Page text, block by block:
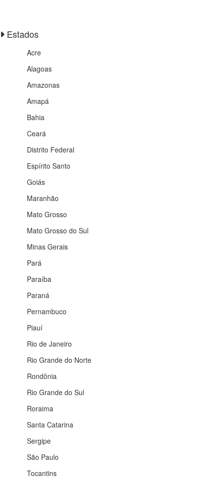
Estados
Acre
Alagoas
Amazonas
Amapá
Bahia
Ceará
Distrito Federal
Espírito Santo
Goiás
Maranhão
Mato Grosso
Mato Grosso do Sul
Minas Gerais
Pará
Paraíba
Paraná
Pernambuco
Piauí
Rio de Janeiro
Rio Grande do Norte
Rondônia
Rio Grande do Sul
Roraima
Santa Catarina
Sergipe
São Paulo
Tocantins